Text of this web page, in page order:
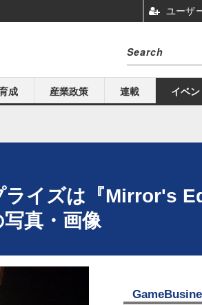
成 産業政策 連載 イベ
ライズは『Mirror's
真・画像
ユーザ